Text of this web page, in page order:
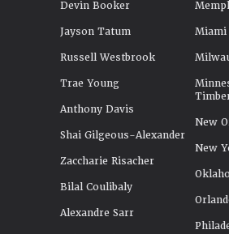
Devin Booker
Jayson Tatum
Russell Westbrook
Trae Young
Anthony Davis
Shai Gilgeous-Alexander
Zaccharie Risacher
Bilal Coulibaly
Alexandre Sarr
Miami
New
New